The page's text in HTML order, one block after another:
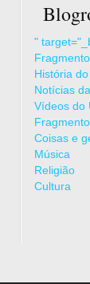
"
História
Notícias
Vídeos do
Coisas e
Música
Religião
Cultura